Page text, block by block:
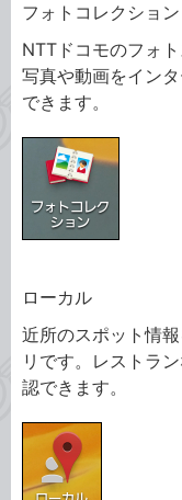
フォトコレクション
NTTドコモのフォ
写真や動画をイン
できます。
ローカル
近所のスポット情
リです。レストラ
認できます。